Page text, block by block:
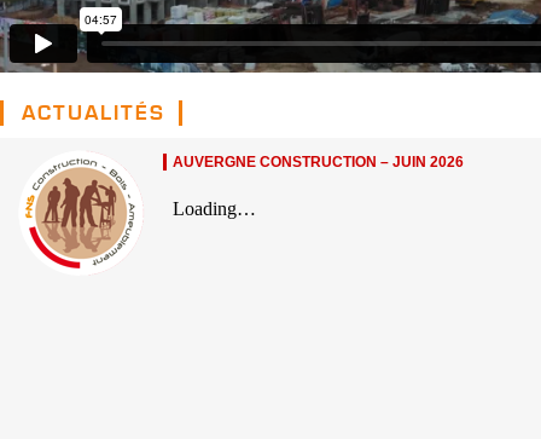
ACTUALITÉS
AUVERGNE CONSTRUCTION – JUIN 2026